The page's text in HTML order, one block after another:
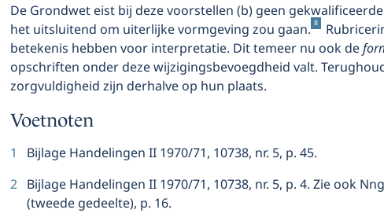
De Grondwet eist bij deze voorstellen (b) geen
het uitsluitend om uiterlijke vormgeving zou gaan. 8
betekenis hebben voor interpretatie. Dit temeer nu ook de
opschriften onder deze wijzigingsbevoegdheid valt.
zorgvuldigheid zijn derhalve op hun plaats.
Voetnoten
1
Bijlage Handelingen II 1970/71, 10738, nr. 5, p. 45.
2 Bijlage Handelingen II 1970/71, 10738, nr. 5, p. 4. Zie ook
(tweede gedeelte), p. 16.